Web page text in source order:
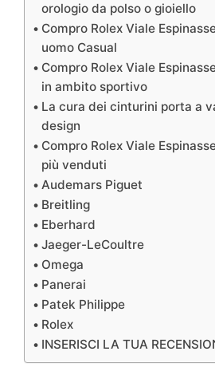
orologio da polso o gioiello
Compro Rolex Viale
uomo Casual
Compro Rolex Viale
in ambito sportivo
La cura dei cinturini porta a
design
Compro Rolex Viale
più venduti
Audemars Piguet
Breitling
Eberhard
Jaeger-LeCoultre
Omega
Panerai
Patek Philippe
Rolex
INSERISCI LA TUA